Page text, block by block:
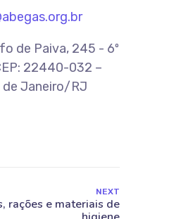
de Paiva, 245 - 6º
22440-032 –
de Janeiro/RJ
NEXT